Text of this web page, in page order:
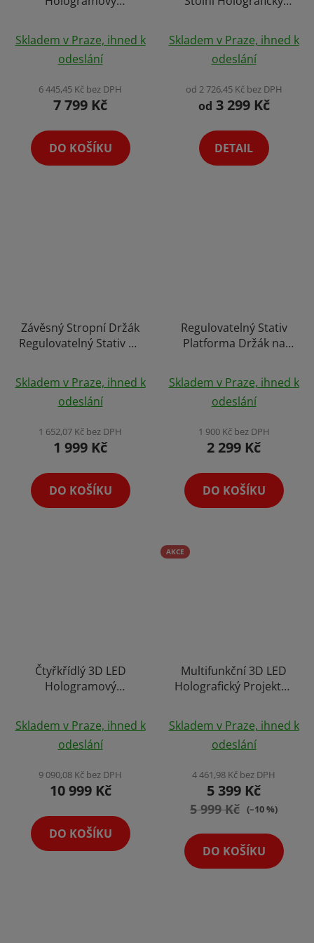
s Vysokým HD
Rozlišením 2K Audio
Support 56cm Holofan
Skladem v Praze, ihned k
odeslání
6 445,45 Kč bez DPH
7 799 Kč
DO KOŠÍKU
Ochranným Obalem
Holofan Reklamní
Poutač Fan Výběr
hodnocení
produktu
je
5,0
5
hvězdiček.
Skladem v Praze, ihned k
odeslání
od 2 726,45 Kč bez DPH
od 3 299 Kč
DETAIL
Závěsný Stropní Držák
Regulovatelný Stativ na
Bracket LED Displej
100cm
Skladem v Praze, ihned k
odeslání
1 652,07 Kč bez DPH
1 999 Kč
DO KOŠÍKU
Regulovatelný Stativ
Platforma Držák na
Stand 141cm s
Uchycením pro
Hologramy 42-100cm
Skladem v Praze, ihned k
odeslání
1 900 Kč bez DPH
2 299 Kč
DO KOŠÍKU
Čtyřkřídlý 3D LED
Hologramový
s Ultra Vysokým
Rozlišením 65cm
Holofan Reklamní
Skladem v Praze, ihned k
odeslání
9 090,08 Kč bez DPH
10 999 Kč
DO KOŠÍKU
AKCE
Multifunkční 3D LED
Holografický Projektor
Ochranným Obalem
45cm Holofan
Reklamní Poutač Fan s
Stativem 130cm
Skladem v Praze, ihned k
odeslání
4 461,98 Kč bez DPH
5 399 Kč
5 999 Kč (–10 %)
DO KOŠÍKU